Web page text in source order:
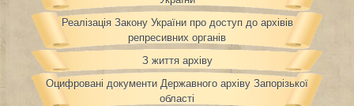
Реалізація Закону України про доступ до архівів
репресивних органів
З життя архіву
Оцифровані документи Державного архіву Запорізької
області